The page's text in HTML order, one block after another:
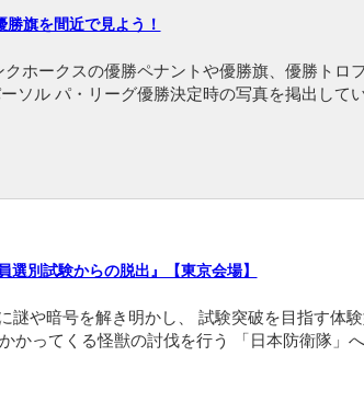
勝旗を間近で見よう！
ホークスの優勝ペナントや優勝旗、優勝トロ
ソル パ・リーグ優勝決定時の写真を掲出して
に、ぜひご来館ください！
別試験からの脱出』【東京会場】
謎や暗号を解き明かし、 試験突破を目指す体